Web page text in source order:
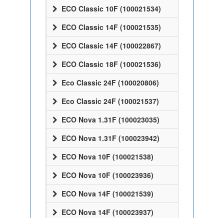
ECO Classic 10F (100021534)
ECO Classic 14F (100021535)
ECO Classic 14F (100022867)
ECO Classic 18F (100021536)
Eco Classic 24F (100020806)
Eco Classic 24F (100021537)
ECO Nova 1.31F (100023035)
ECO Nova 1.31F (100023942)
ECO Nova 10F (100021538)
ECO Nova 10F (100023936)
ECO Nova 14F (100021539)
ECO Nova 14F (100023937)